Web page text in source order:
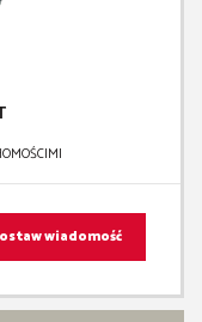
wiadomość